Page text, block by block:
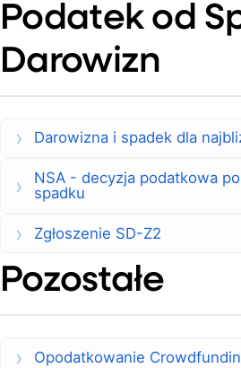
Podatek od
Darowizn
Darowizna i spadek dla
NSA - decyzja podatkowa
spadku
Zgłoszenie SD-Z2
Pozostałe
Opodatkowanie